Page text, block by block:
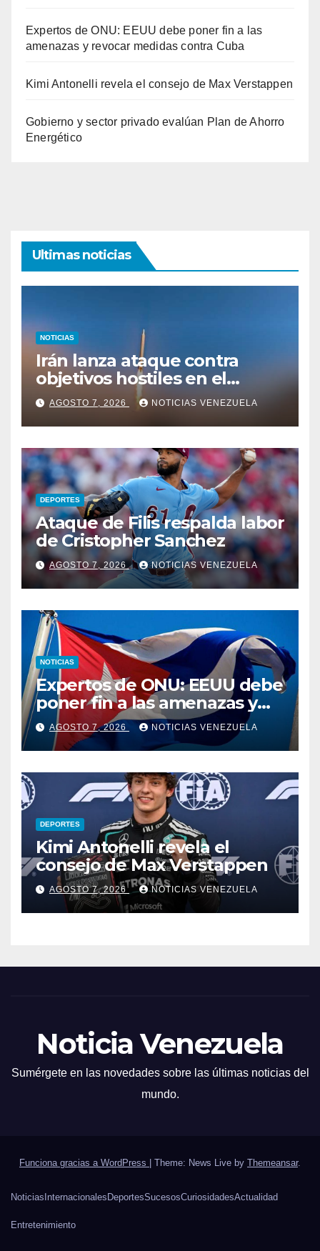
Expertos de ONU: EEUU debe poner fin a las
amenazas y revocar medidas contra Cuba
Kimi Antonelli revela el consejo de Max Verstappen
Gobierno y sector privado evalúan Plan de Ahorro
Energético
Ultimas noticias
NOTICIAS
Irán lanza ataque contra
objetivos hostiles en el
estrecho de Ormuz
AGOSTO 7, 2026 NOTICIAS VENEZUELA
DEPORTES
Ataque de Filis respalda labor
de Cristopher Sanchez
AGOSTO 7, 2026 NOTICIAS VENEZUELA
NOTICIAS
Expertos de ONU: EEUU debe
poner fin a las amenazas y
revocar medidas contra Cuba
AGOSTO 7, 2026 NOTICIAS VENEZUELA
DEPORTES
Kimi Antonelli revela el
consejo de Max Verstappen
AGOSTO 7, 2026 NOTICIAS VENEZUELA
Noticia Venezuela
Sumérgete en las novedades sobre las últimas noticias del
mundo.
Funciona gracias a WordPress Theme: News Live by Themeansar.
Noticias Internacionales DeportesSucesosCuriosidadesActualidad
Entretenimiento